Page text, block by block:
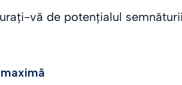
vă de potențialul